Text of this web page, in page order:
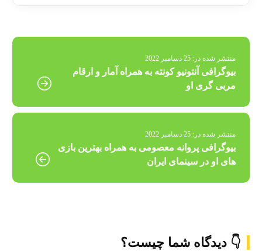
منتشر شده در: 25 دسامبر 2022
بیوگرافی آنتونیو کونته به همراه آمار و ارقام
مربی گری او
منتشر شده در: 25 دسامبر 2022
بیوگرافی پروانه معصومی به همراه بهترین بازی
های او در سینمای ایران
👇 دیدگاه شما چیست؟